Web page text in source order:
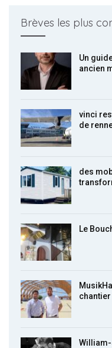
Brèves les plus
Un
ancien
vinci
de
des
Le